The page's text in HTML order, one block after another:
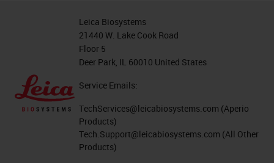
Leica Biosystems
21440 W. Lake Cook Road
Floor 5
Deer Park, IL 60010 United States
Service Emails:
TechServices@leicabiosystems.com (Aperio
Products)
Tech.Support@leicabiosystems.com (All Other
Products)